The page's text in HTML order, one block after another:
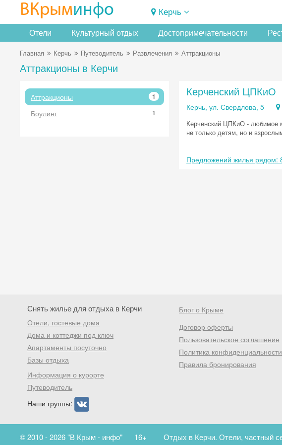
ВКрыминфо Керчь
Отели Культурный отдых Достопримечательности
Главная Керчь Путеводитель Развлечения Аттракционы
Аттракционы в Керчи
Аттракционы 1
Боулинг 1
Керченский ЦПКиО
Керчь, ул. Свердлова, 5
Керченский ЦПКиО - любимое
не только детям, но и
Предложений жилья рядом:
Снять жилье для отдыха в Керчи
Отели, гостевые дома
Дома и коттеджи под ключ
Апартаменты посуточно
Базы отдыха
Информация о курорте
Путеводитель
Наши группы:
Блог о Крыме
Договор оферты
Пользовательское соглашение
Политика конфиденциальности
Правила бронирования
© 2010 - 2026 "В Крым - инфо" 16+ Отдых в Керчи. Отели, частный